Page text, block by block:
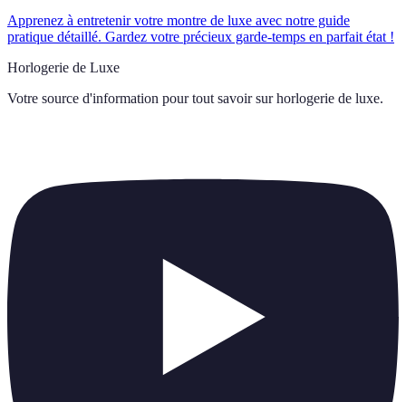
Apprenez à entretenir votre montre de luxe avec notre guide
pratique détaillé. Gardez votre précieux garde-temps en parfait état !
Horlogerie de Luxe
Votre source d'information pour tout savoir sur horlogerie de luxe.